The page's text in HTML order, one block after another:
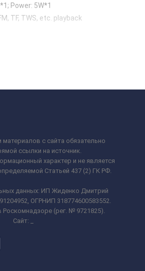
Power: 5W*1
TF, TWS, etc. playback
с сайта обязательно
ссылки на источник.
характер и не является
Статьей 437 (2) ГК РФ.
данных: ИП Жиденко Дмитрий
ОГРНИП 318774600583552.
Роскомнадзоре (рег. № 9721825).
Сайт: